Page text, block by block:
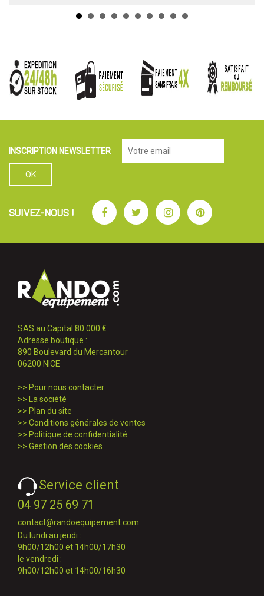
INSCRIPTION NEWSLETTER
SUIVEZ-NOUS ! FacebookTwitterInstagramPinterest
SAS au Capital 80 000 €
Adresse boutique :
890 Boulevard du Mercantour
06200 NICE
>> Pour nous contacter
>> La société
>> Plan du site
>> Conditions générales de ventes
>> Politique de confidentialité
>> Gestion des cookies
Service client
04 97 25 69 71
contact@randoequipement.com
Du lundi au jeudi :
9h00/12h00 et 14h00/17h30
le vendredi :
9h00/12h00 et 14h00/16h30